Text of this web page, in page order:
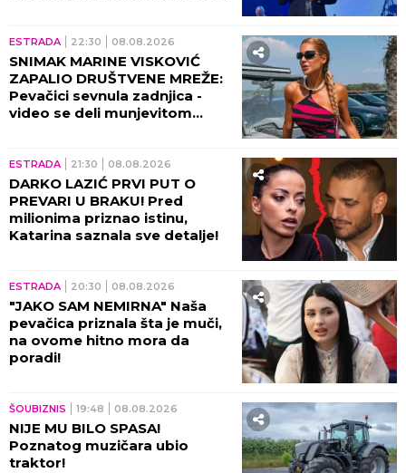
ESTRADA 22:30 08.08.2026
SNIMAK MARINE VISKOVIĆ
ZAPALIO DRUŠTVENE MREŽE:
Pevačici sevnula zadnjica -
video se deli munjevitom
ESTRADA 21:30 08.08.2026
DARKO LAZIĆ PRVI PUT O
PREVARI U BRAKU! Pred
milionima priznao istinu,
Katarina saznala sve detalje!
ESTRADA 20:30 08.08.2026
"JAKO SAM NEMIRNA" Naša
pevačica priznala šta je muči,
na ovome hitno mora da
poradi!
ŠOUBIZNIS 19:48 08.08.2026
NIJE MU BILO SPASA!
Poznatog muzičara ubio
traktor!